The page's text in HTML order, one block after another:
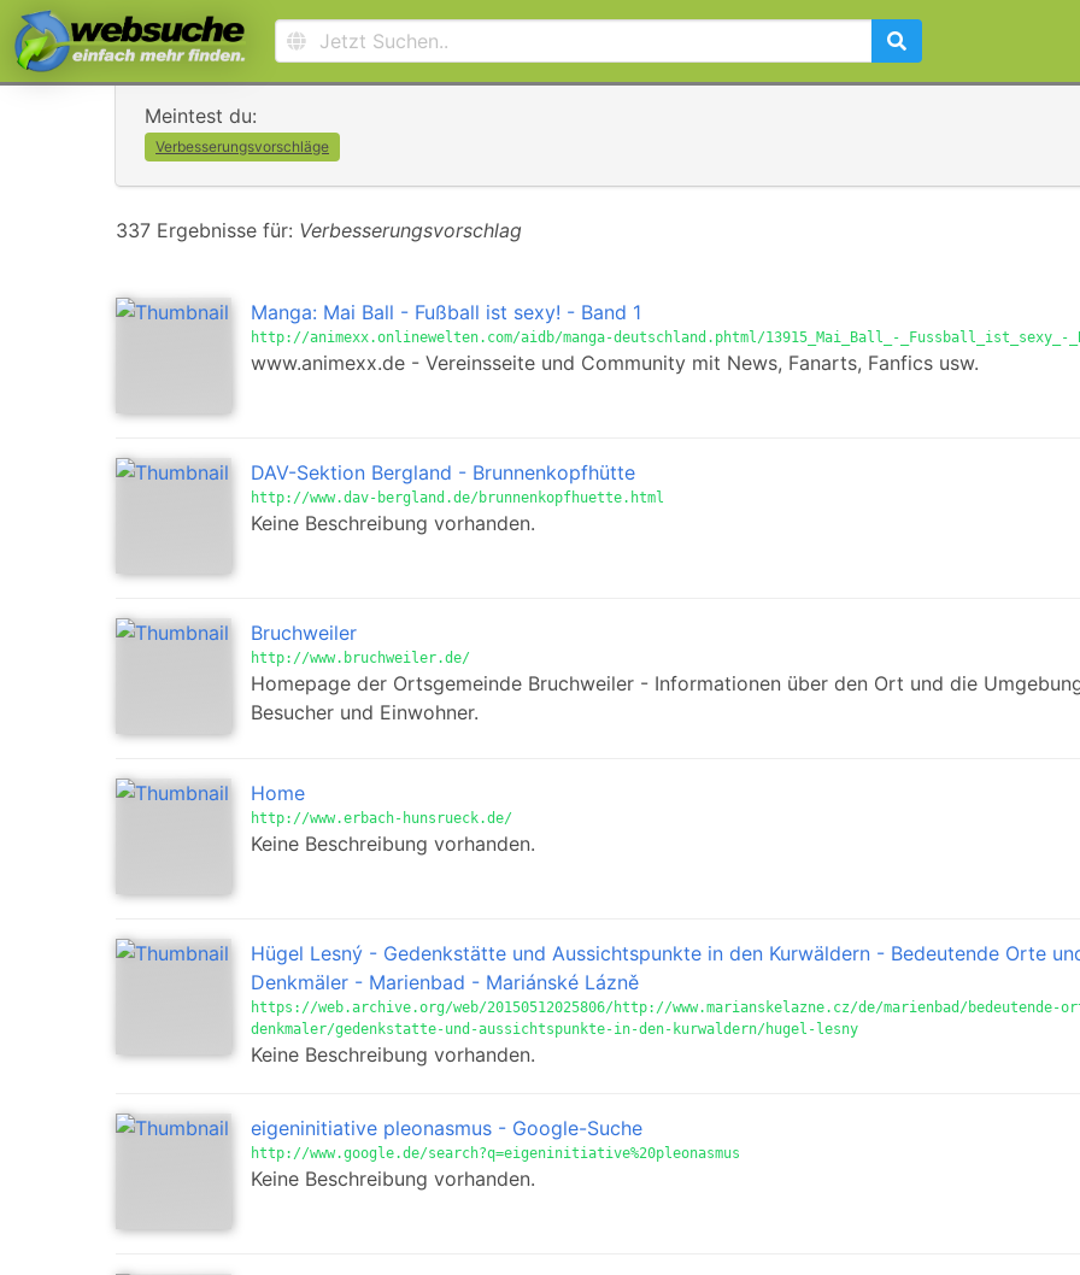
Meintest du:
Verbesserungsvorschläge
337 Ergebnisse für: Verbesserungsvorschlag
Manga: Mai Ball - Fußball ist sexy! - Band 1
http://animexx.onlinewelten.com/aidb/manga-deutschland.phtml/13915_Mai_Ball_-_Fussball_ist_sexy_-
www.animexx.de - Vereinsseite und Community mit News, Fanarts, Fanfics usw.
DAV-Sektion Bergland - Brunnenkopfhütte
http://www.dav-bergland.de/brunnenkopfhuette.html
Keine Beschreibung vorhanden.
Bruchweiler
http://www.bruchweiler.de/
Homepage der Ortsgemeinde Bruchweiler - Informationen über den Ort und die
Besucher und Einwohner.
Home
http://www.erbach-hunsrueck.de/
Keine Beschreibung vorhanden.
Hügel Lesný - Gedenkstätte und Aussichtspunkte in den Kurwäldern - Bedeutende Orte
Denkmäler - Marienbad - Mariánské Lázně
https://web.archive.org/web/20150512025806/http://www.marianskelazne.cz/de/marienbad/bedeutende-
denkmaler/gedenkstatte-und-aussichtspunkte-in-den-kurwaldern/hugel-lesny
Keine Beschreibung vorhanden.
eigeninitiative pleonasmus - Google-Suche
http://www.google.de/search?q=eigeninitiative%20pleonasmus
Keine Beschreibung vorhanden.